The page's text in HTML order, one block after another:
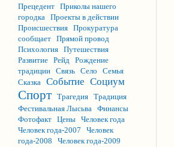
Прецедент Приколы нашего
городка Проекты в действии
Происшествия Прокуратура
сообщает Прямой провод
Психология Путешествия
Развитие Рейд Рождение
традиции Связь Село
Семья
Сказка Событие Социум
Спорт Трагедия Традиция
Фестивальная Лысьва Финансы
Фотофакт Цены Человек года
Человек года-2007
Человек
года-2008
Человек года-2009